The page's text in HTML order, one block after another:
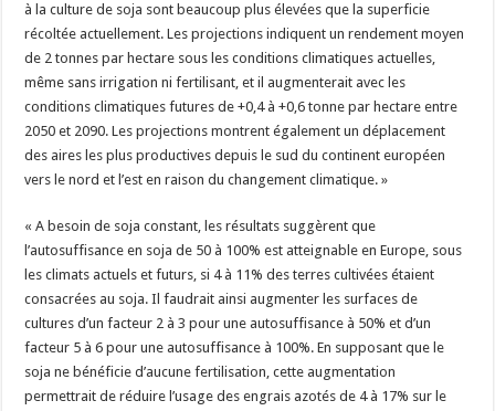
à la culture de soja sont beaucoup plus élevées que la superficie
récoltée actuellement. Les projections indiquent un rendement moyen
de 2 tonnes par hectare sous les conditions climatiques actuelles,
même sans irrigation ni fertilisant, et il augmenterait avec les
conditions climatiques futures de +0,4 à +0,6 tonne par hectare entre
2050 et 2090. Les projections montrent également un déplacement
des aires les plus productives depuis le sud du continent européen
vers le nord et l’est en raison du changement climatique. »
« A besoin de soja constant, les résultats suggèrent que
l’autosuffisance en soja de 50 à 100% est atteignable en Europe, sous
les climats actuels et futurs, si 4 à 11% des terres cultivées étaient
consacrées au soja. Il faudrait ainsi augmenter les surfaces de
cultures d’un facteur 2 à 3 pour une autosuffisance à 50% et d’un
facteur 5 à 6 pour une autosuffisance à 100%. En supposant que le
soja ne bénéficie d’aucune fertilisation, cette augmentation
permettrait de réduire l’usage des engrais azotés de 4 à 17% sur le